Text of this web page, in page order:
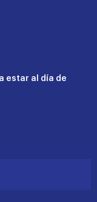
estar al día de